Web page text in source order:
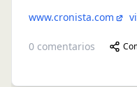
www.cronista.com
0 comentarios